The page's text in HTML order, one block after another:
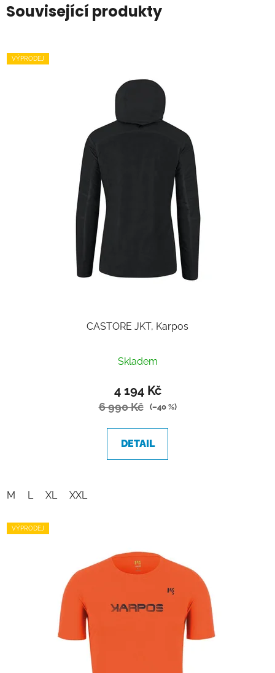
Související produkty
VÝPRODEJ
CASTORE JKT, Karpos
Skladem
4 194 Kč
6 990 Kč (–40 %)
DETAIL
M L XL XXL
VÝPRODEJ